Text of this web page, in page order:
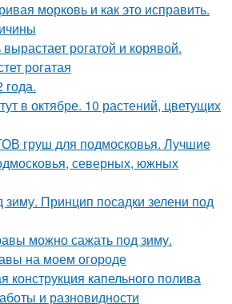
морковь и как это исправить.
рогатой и корявой.
рогатая
года.
в октябре. 10 растений, цветущих
груш для подмосковья. Лучшие
северных, южных
Принцип посадки зелени под
можно сажать под зиму.
на моем огороде
конструкция капельного полива
и разновидности